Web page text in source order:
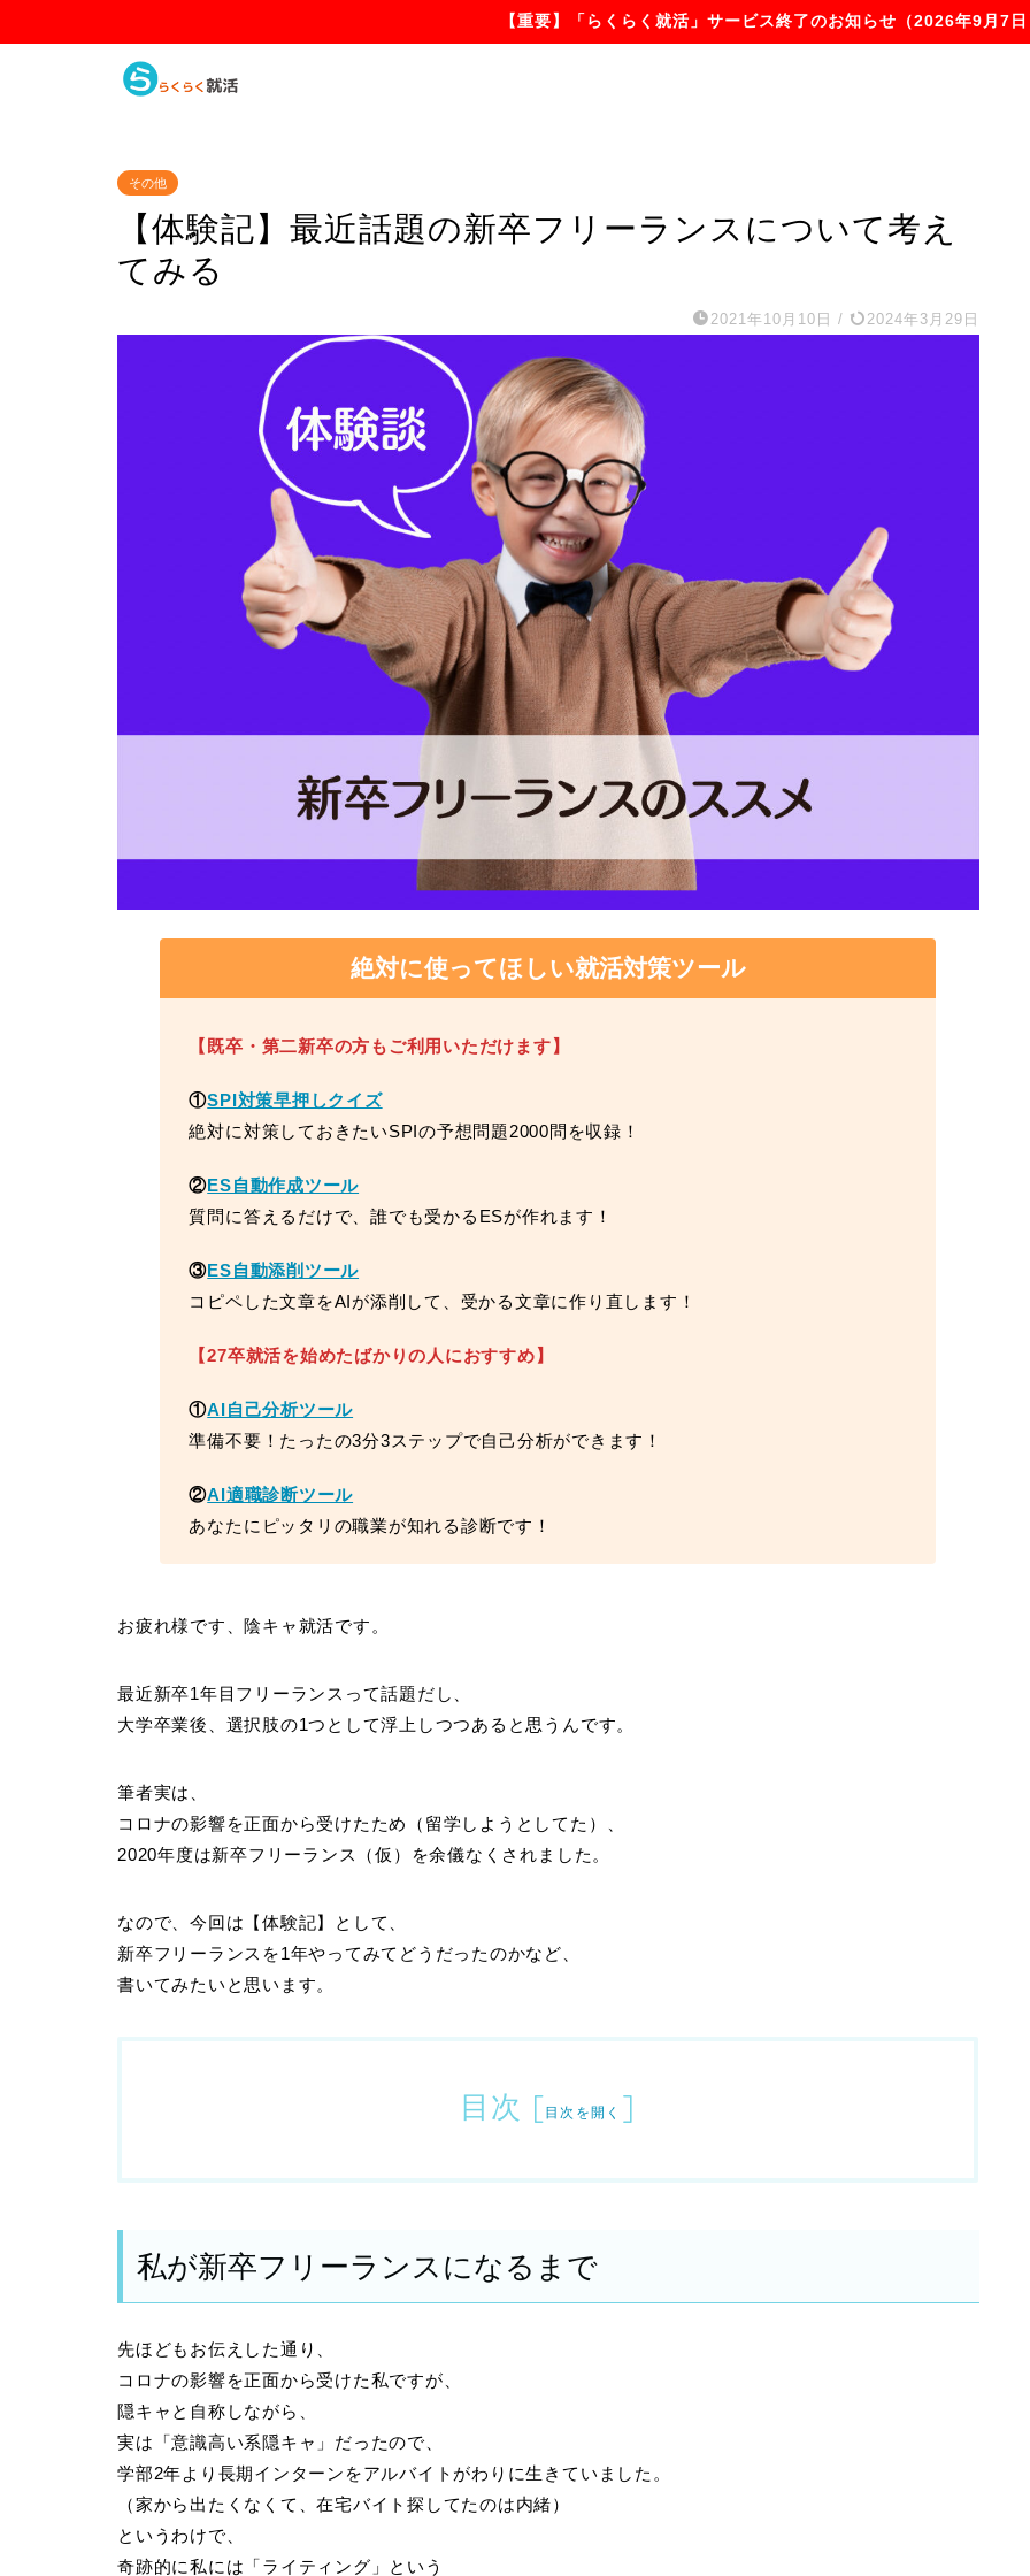
【重要】「らくらく就活」サービス終了のお知らせ（2026年9月7
その他
【体験記】最近話題の新卒フリーランスについて考え
てみる
2021年10月10日 / 2024年3月29日
絶対に使ってほしい就活対策ツール
【既卒・第二新卒の方もご利用いただけます】
①SPI対策早押しクイズ
絶対に対策しておきたいSPIの予想問題2000問を収録！
②ES自動作成ツール
質問に答えるだけで、誰でも受かるESが作れます！
③ES自動添削ツール
コピペした文章をAIが添削して、受かる文章に作り直します！
【27卒就活を始めたばかりの人におすすめ】
①AI自己分析ツール
準備不要！たったの3分3ステップで自己分析ができます！
②AI適職診断ツール
あなたにピッタリの職業が知れる診断です！
お疲れ様です、陰キャ就活です。
最近新卒1年目フリーランスって話題だし、
大学卒業後、選択肢の1つとして浮上しつつあると思うんです。
筆者実は、
コロナの影響を正面から受けたため（留学しようとしてた）、
2020年度は新卒フリーランス（仮）を余儀なくされました。
なので、今回は【体験記】として、
新卒フリーランスを1年やってみてどうだったのかなど、
書いてみたいと思います。
目次 [目次を開く ]
私が新卒フリーランスになるまで
先ほどもお伝えした通り、
コロナの影響を正面から受けた私ですが、
隠キャと自称しながら、
実は「意識高い系隠キャ」だったので、
学部2年より長期インターンをアルバイトがわりに生きていました。
（家から出たくなくて、在宅バイト探してたのは内緒）
というわけで、
奇跡的に私には「ライティング」という